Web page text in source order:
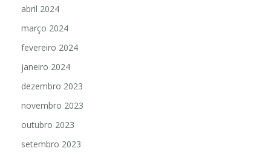
abril 2024
março 2024
fevereiro 2024
janeiro 2024
dezembro 2023
novembro 2023
outubro 2023
setembro 2023